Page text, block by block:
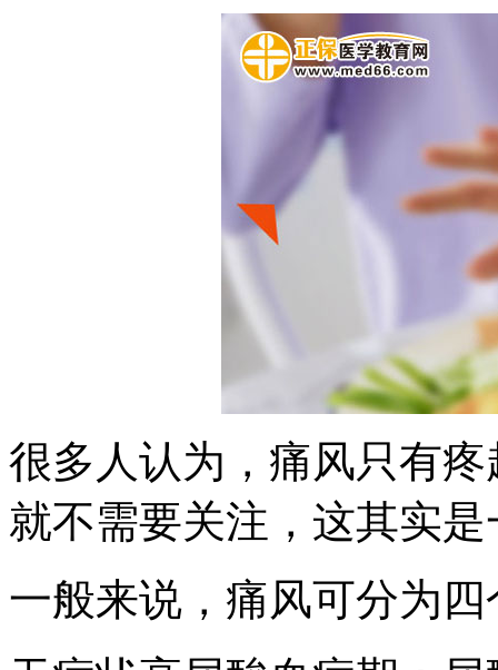
很多人认为，痛风只有
就不需要关注，这其实
一般来说，痛风可分为